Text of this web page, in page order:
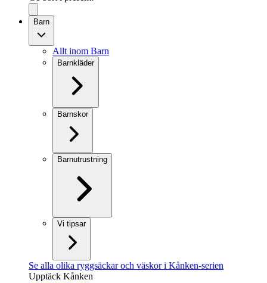
Barn
Allt inom Barn
Barnkläder
Barnskor
Barnutrustning
Vi tipsar
Se alla olika ryggsäckar och väskor i Kånken-serien
Upptäck Kånken